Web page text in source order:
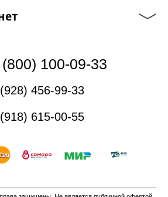
100-09-33
456-99-33
615-00-55